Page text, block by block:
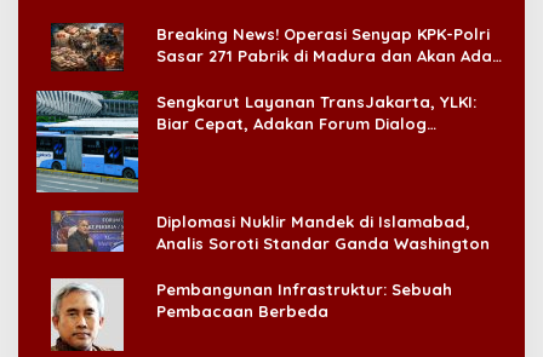
Breaking News! Operasi Senyap KPK-Polri
Sasar 271 Pabrik di Madura dan Akan Ada
Sengkarut Layanan TransJakarta, YLKI:
Biar Cepat, Adakan Forum Dialog
Diplomasi Nuklir Mandek di Islamabad,
Analis Soroti Standar Ganda Washington
Pembangunan Infrastruktur: Sebuah
Pembacaan Berbeda